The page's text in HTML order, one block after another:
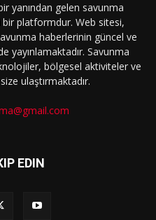
yanından gelen savunma
platformdur. Web sitesi,
haberlerinin güncel ve
yayınlamaktadır. Savunma
bölgesel aktiviteler ve
ulaştırmaktadır.
EDIN